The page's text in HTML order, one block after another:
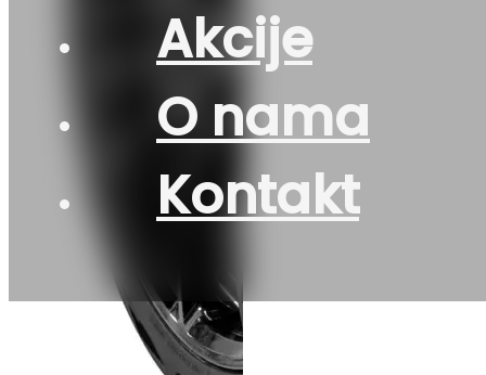
Akcije
O nama
Kontakt